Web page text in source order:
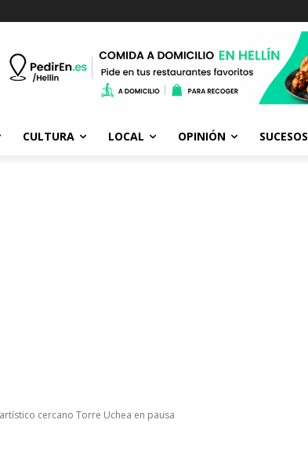
CULTURA LOCAL OPINIÓN SUCESOS
cercano Torre Uchea en pausa